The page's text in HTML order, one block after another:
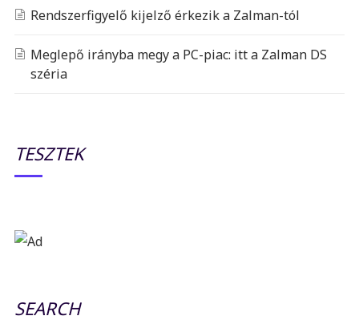
Rendszerfigyelő kijelző érkezik a Zalman-tól
Meglepő irányba megy a PC-piac: itt a Zalman DS
széria
TESZTEK
SEARCH